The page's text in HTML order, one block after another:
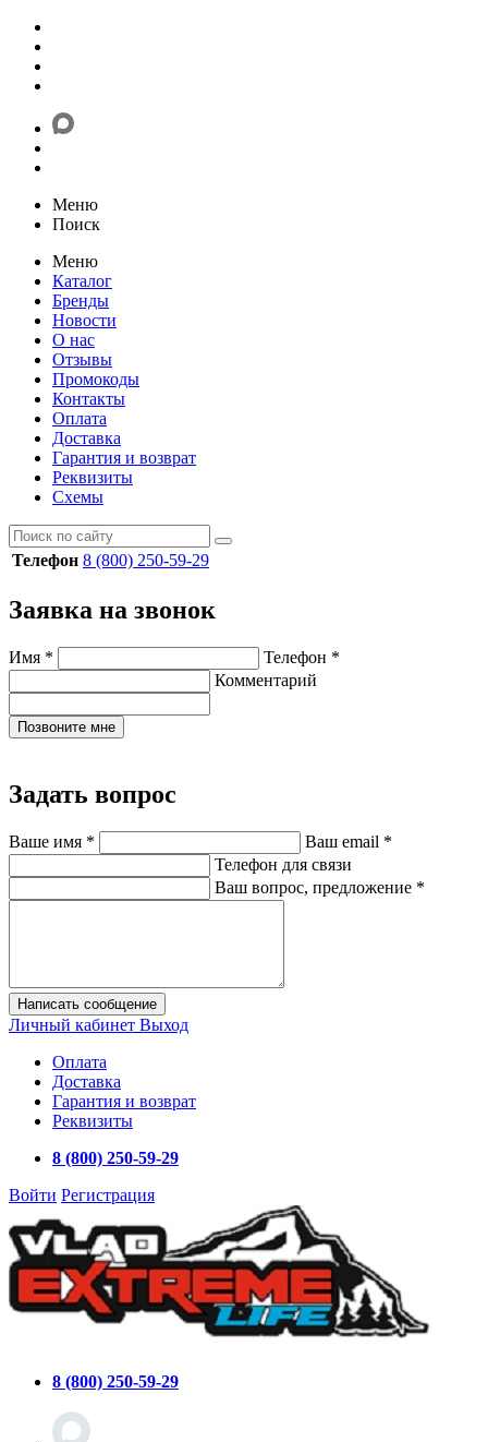
Меню
Поиск
Меню
Каталог
Бренды
Новости
О нас
Отзывы
Промокоды
Контакты
Оплата
Доставка
Гарантия и возврат
Реквизиты
Схемы
Телефон 8 (800) 250-59-29
Заявка на звонок
Имя * Телефон *
Комментарий
Позвоните мне
Задать вопрос
Ваше имя * Ваш email *
Телефон для связи
Ваш вопрос, предложение *
Написать сообщение
Личный кабинет Выход
Оплата
Доставка
Гарантия и возврат
Реквизиты
8 (800) 250-59-29
Войти Регистрация
8 (800) 250-59-29